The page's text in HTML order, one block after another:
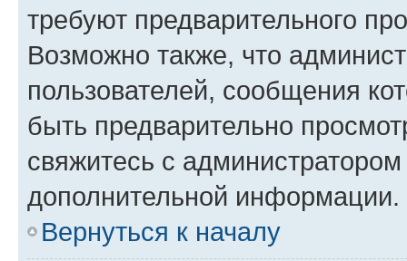
требуют предварительного
Возможно также, что
пользователей, сообщения
быть предварительно
свяжитесь с
дополнительной информации.
Вернуться к началу